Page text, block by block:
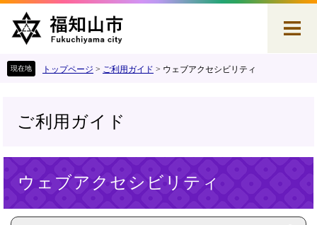
文
トップページ > ご利用ガイド > ウェブアクセシビリティ
ご利用ガイド
ウェブアクセシビリティ